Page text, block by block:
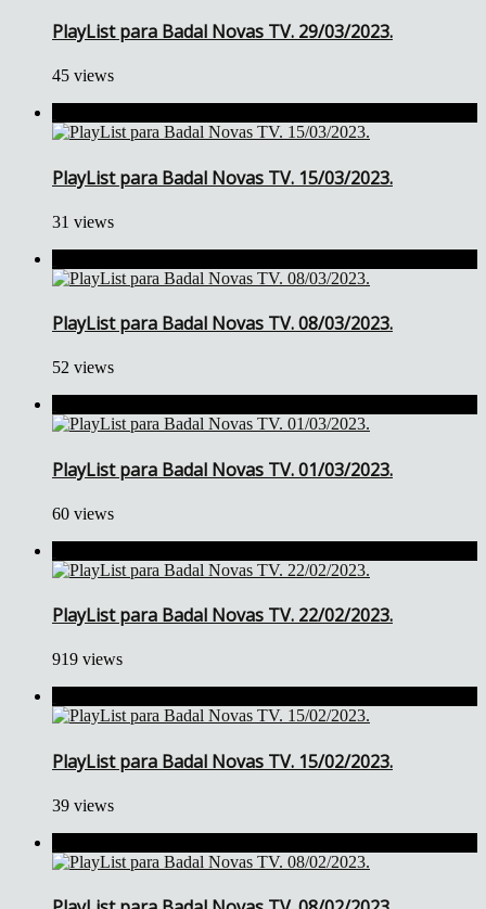
PlayList para Badal Novas TV. 29/03/2023.
45 views
PlayList para Badal Novas TV. 15/03/2023.
31 views
PlayList para Badal Novas TV. 08/03/2023.
52 views
PlayList para Badal Novas TV. 01/03/2023.
60 views
PlayList para Badal Novas TV. 22/02/2023.
919 views
PlayList para Badal Novas TV. 15/02/2023.
39 views